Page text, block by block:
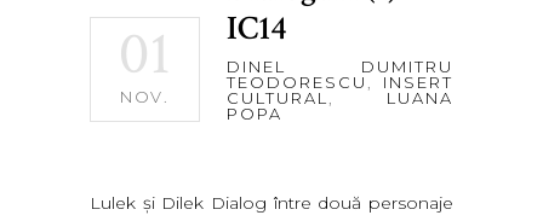
01
NOV.
IC14
DINEL DUMITRU
TEODORESCU , INSERT
CULTURAL, LUANA
POPA
Lulek şi Dilek Dialog între două personaje